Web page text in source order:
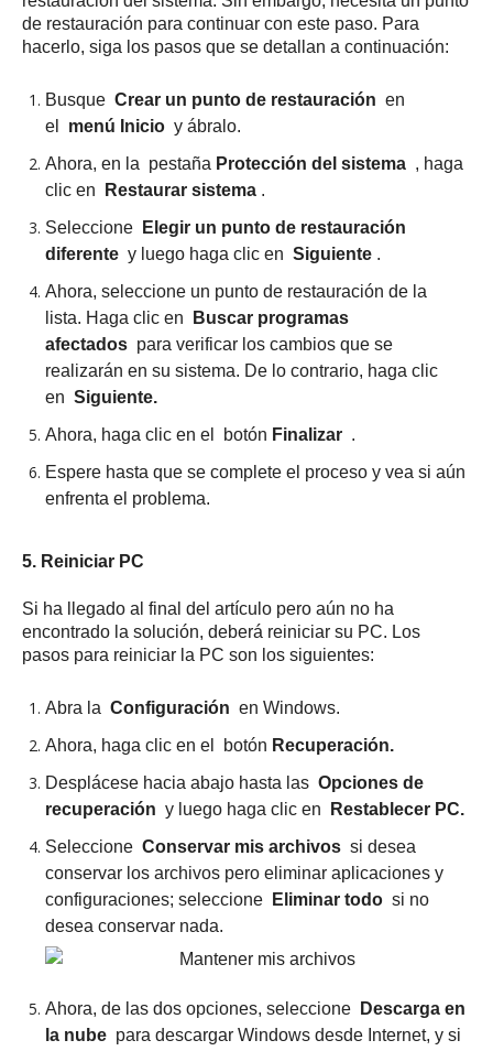
de restauración para continuar con este paso. Para
hacerlo, siga los pasos que se detallan a continuación:
Busque Crear un punto de restauración en
el menú Inicio y ábralo.
Ahora, en la pestaña Protección del sistema , haga
clic en
Restaurar sistema .
Seleccione
Elegir un punto de restauración
diferente y luego haga clic en Siguiente .
Ahora, seleccione un punto de restauración de la
lista. Haga clic en
Buscar programas
afectados para verificar los cambios que se
realizarán en su sistema. De lo contrario, haga clic
en Siguiente.
Ahora, haga clic en el botón Finalizar .
Espere hasta que se complete el proceso y vea si aún
enfrenta el problema.
5. Reiniciar PC
Si ha llegado al final del artículo pero aún no ha
encontrado la solución, deberá reiniciar su PC. Los
pasos para reiniciar la PC son los siguientes:
Abra la Configuración en Windows.
Ahora, haga clic en el botón Recuperación.
Desplácese hacia abajo hasta las Opciones de
recuperación y luego haga clic en
Restablecer PC.
Seleccione Conservar mis archivos si desea
conservar los archivos pero eliminar aplicaciones y
configuraciones; seleccione Eliminar todo si no
desea conservar nada.
Ahora, de las dos opciones, seleccione
Descarga en
la nube para descargar Windows desde Internet, y si